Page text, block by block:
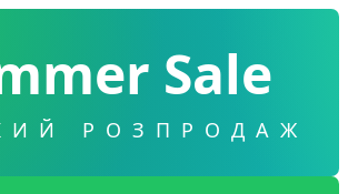
Sale
РОЗПРОДАЖ